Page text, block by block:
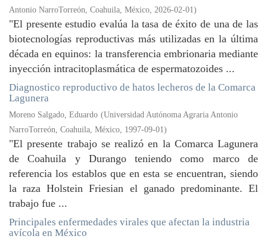
Antonio NarroTorreón, Coahuila, México, 2026-02-01)
"El presente estudio evalúa la tasa de éxito de una de las
biotecnologías reproductivas más utilizadas en la última
década en equinos: la transferencia embrionaria mediante
inyección intracitoplasmática de espermatozoides ...
Diagnostico reproductivo de hatos lecheros de la Comarca
Lagunera
Moreno Salgado, Eduardo (Universidad Autónoma Agraria Antonio
NarroTorreón, Coahuila, México, 1997-09-01)
"El presente trabajo se realizó en la Comarca Lagunera
de Coahuila y Durango teniendo como marco de
referencia los establos que en esta se encuentran, siendo
la raza Holstein Friesian el ganado predominante. El
trabajo fue ...
Principales enfermedades virales que afectan la industria
avícola en México